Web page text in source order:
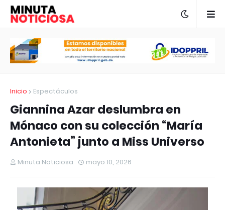
Inicio Espectáculos
Giannina Azar deslumbra en
Mónaco con su colección “María
Antonieta” junto a Miss Universo
Minuta Noticiosa mayo 10, 2026